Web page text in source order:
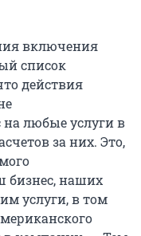
включения
список
действия
любые услуги в
за них. Это,
бизнес, наших
услуги, в том